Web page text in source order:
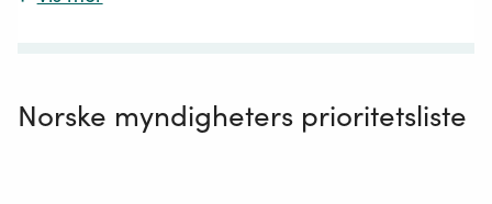
Kan omdannes til giftig metylkvikksølv
Norske myndigheters prioritetsliste